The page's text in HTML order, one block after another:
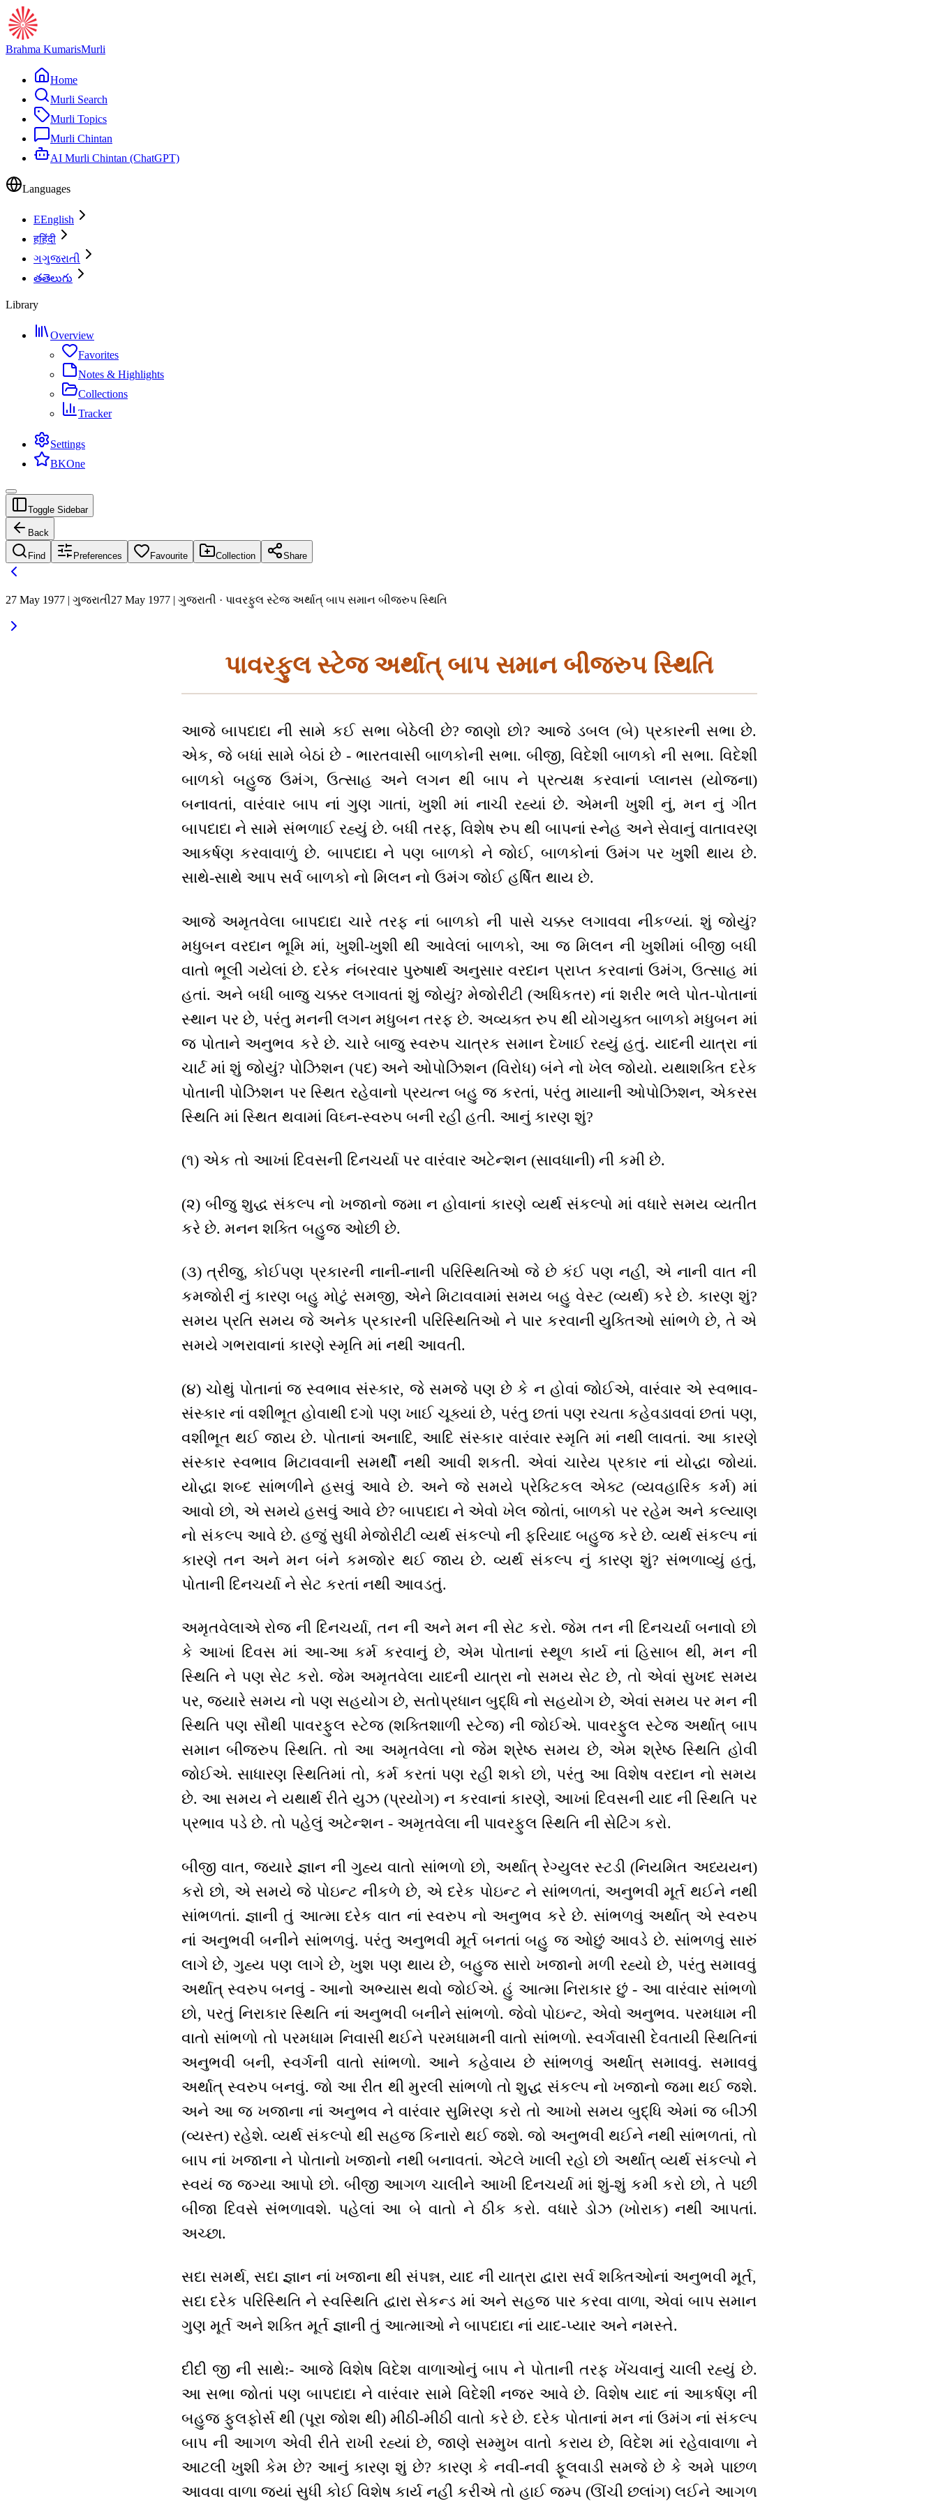
Brahma KumarisMurli
Home
Murli Search
Murli Topics
Murli Chintan
AI Murli Chintan (ChatGPT)
Languages
EEnglish
हहिंदी
ગગુજરાતી
తతెలుగు
Library
Overview
Favorites
Notes & Highlights
Collections
Tracker
Settings
BKOne
Toggle Sidebar
Back
Find Preferences Favourite Collection Share
27 May 1977 | ગુજરાતી27 May 1977 | ગુજરાતી · પાવરફુલ સ્ટેજ અર્થાત્ બાપ સમાન બીજરુપ સ્થિતિ
પાવરફુલ સ્ટેજ અર્થાત્ બાપ સમાન બીજરુપ સ્થિતિ
આજે બાપદાદા ની સામે કઈ સભા બેઠેલી છે? જાણો છો? આજે ડબલ (બે) પ્રકારની સભા છે.
એક, જે બધાં સામે બેઠાં છે - ભારતવાસી બાળકોની સભા. બીજી, વિદેશી બાળકો ની સભા. વિદેશી
બાળકો બહુજ ઉમંગ, ઉત્સાહ અને લગન થી બાપ ને પ્રત્યક્ષ કરવાનાં પ્લાનસ (યોજના)
બનાવતાં, વારંવાર બાપ નાં ગુણ ગાતાં, ખુશી માં નાચી રહ્યાં છે. એમની ખુશી નું, મન નું ગીત
બાપદાદા ને સામે સંભળાઈ રહ્યું છે. બધી તરફ, વિશેષ રુપ થી બાપનાં સ્નેહ અને સેવાનું વાતાવરણ
આકર્ષણ કરવાવાળું છે. બાપદાદા ને પણ બાળકો ને જોઈ, બાળકોનાં ઉમંગ પર ખુશી થાય છે.
સાથે-સાથે આપ સર્વ બાળકો નો મિલન નો ઉમંગ જોઈ હર્ષિત થાય છે.
આજે અમૃતવેલા બાપદાદા ચારે તરફ નાં બાળકો ની પાસે ચક્કર લગાવવા નીકળ્યાં. શું જોયું?
મધુબન વરદાન ભૂમિ માં, ખુશી-ખુશી થી આવેલાં બાળકો, આ જ મિલન ની ખુશીમાં બીજી બધી
વાતો ભૂલી ગયેલાં છે. દરેક નંબરવાર પુરુષાર્થ અનુસાર વરદાન પ્રાપ્ત કરવાનાં ઉમંગ, ઉત્સાહ માં
હતાં. અને બધી બાજુ ચક્કર લગાવતાં શું જોયું? મેજોરીટી (અધિકતર) નાં શરીર ભલે પોત-પોતાનાં
સ્થાન પર છે, પરંતુ મનની લગન મધુબન તરફ છે. અવ્યક્ત રુપ થી યોગયુક્ત બાળકો મધુબન માં
જ પોતાને અનુભવ કરે છે. ચારે બાજુ સ્વરુપ ચાત્રક સમાન દેખાઈ રહ્યું હતું. યાદની યાત્રા નાં
ચાર્ટ માં શું જોયું? પોઝિશન (પદ) અને ઓપોઝિશન (વિરોધ) બંને નો ખેલ જોયો. યથાશક્તિ દરેક
પોતાની પોઝિશન પર સ્થિત રહેવાનો પ્રયત્ન બહુ જ કરતાં, પરંતુ માયાની ઓપોઝિશન, એકરસ
સ્થિતિ માં સ્થિત થવામાં વિઘ્ન-સ્વરુપ બની રહી હતી. આનું કારણ શું?
(૧) એક તો આખાં દિવસની દિનચર્યા પર વારંવાર અટેન્શન (સાવધાની) ની કમી છે.
(૨) બીજુ શુદ્ધ સંકલ્પ નો ખજાનો જમા ન હોવાનાં કારણે વ્યર્થ સંકલ્પો માં વધારે સમય વ્યતીત
કરે છે. મનન શક્તિ બહુજ ઓછી છે.
(૩) ત્રીજુ, કોઈપણ પ્રકારની નાની-નાની પરિસ્થિતિઓ જે છે કંઈ પણ નહીં, એ નાની વાત ની
કમજોરી નું કારણ બહુ મોટું સમજી, એને મિટાવવામાં સમય બહુ વેસ્ટ (વ્યર્થ) કરે છે. કારણ શું?
સમય પ્રતિ સમય જે અનેક પ્રકારની પરિસ્થિતિઓ ને પાર કરવાની યુક્તિઓ સાંભળે છે, તે એ
સમયે ગભરાવાનાં કારણે સ્મૃતિ માં નથી આવતી.
(૪) ચોથું પોતાનાં જ સ્વભાવ સંસ્કાર, જે સમજે પણ છે કે ન હોવાં જોઈએ, વારંવાર એ સ્વભાવ-
સંસ્કાર નાં વશીભૂત હોવાથી દગો પણ ખાઈ ચૂક્યાં છે, પરંતુ છતાં પણ રચતા કહેવડાવવાં છતાં પણ,
વશીભૂત થઈ જાય છે. પોતાનાં અનાદિ, આદિ સંસ્કાર વારંવાર સ્મૃતિ માં નથી લાવતાં. આ કારણે
સંસ્કાર સ્વભાવ મિટાવવાની સમર્થી નથી આવી શકતી. એવાં ચારેય પ્રકાર નાં યોદ્ધા જોયાં.
યોદ્ધા શબ્દ સાંભળીને હસવું આવે છે. અને જે સમયે પ્રેક્ટિકલ એક્ટ (વ્યવહારિક કર્મ) માં
આવો છો, એ સમયે હસવું આવે છે? બાપદાદા ને એવો ખેલ જોતાં, બાળકો પર રહેમ અને કલ્યાણ
નો સંકલ્પ આવે છે. હજું સુધી મેજોરીટી વ્યર્થ સંકલ્પો ની ફરિયાદ બહુજ કરે છે. વ્યર્થ સંકલ્પ નાં
કારણે તન અને મન બંને કમજોર થઈ જાય છે. વ્યર્થ સંકલ્પ નું કારણ શું? સંભળાવ્યું હતું,
પોતાની દિનચર્યા ને સેટ કરતાં નથી આવડતું.
અમૃતવેલાએ રોજ ની દિનચર્યા, તન ની અને મન ની સેટ કરો. જેમ તન ની દિનચર્યા બનાવો છો
કે આખાં દિવસ માં આ-આ કર્મ કરવાનું છે, એમ પોતાનાં સ્થૂળ કાર્ય નાં હિસાબ થી, મન ની
સ્થિતિ ને પણ સેટ કરો. જેમ અમૃતવેલા યાદની યાત્રા નો સમય સેટ છે, તો એવાં સુખદ સમય
પર, જ્યારે સમય નો પણ સહયોગ છે, સતોપ્રધાન બુદ્ધિ નો સહયોગ છે, એવાં સમય પર મન ની
સ્થિતિ પણ સૌથી પાવરફુલ સ્ટેજ (શક્તિશાળી સ્ટેજ) ની જોઈએ. પાવરફુલ સ્ટેજ અર્થાત્ બાપ
સમાન બીજરુપ સ્થિતિ. તો આ અમૃતવેલા નો જેમ શ્રેષ્ઠ સમય છે, એમ શ્રેષ્ઠ સ્થિતિ હોવી
જોઈએ. સાધારણ સ્થિતિમાં તો, કર્મ કરતાં પણ રહી શકો છો, પરંતુ આ વિશેષ વરદાન નો સમય
છે. આ સમય ને યથાર્થ રીતે યુઝ (પ્રયોગ) ન કરવાનાં કારણે, આખાં દિવસની યાદ ની સ્થિતિ પર
પ્રભાવ પડે છે. તો પહેલું અટેન્શન - અમૃતવેલા ની પાવરફુલ સ્થિતિ ની સેટિંગ કરો.
બીજી વાત, જ્યારે જ્ઞાન ની ગુહ્ય વાતો સાંભળો છો, અર્થાત્ રેગ્યુલર સ્ટડી (નિયમિત અધ્યયન)
કરો છો, એ સમયે જે પોઇન્ટ નીકળે છે, એ દરેક પોઇન્ટ ને સાંભળતાં, અનુભવી મૂર્ત થઈને નથી
સાંભળતાં. જ્ઞાની તું આત્મા દરેક વાત નાં સ્વરુપ નો અનુભવ કરે છે. સાંભળવું અર્થાત્ એ સ્વરુપ
નાં અનુભવી બનીને સાંભળવું. પરંતુ અનુભવી મૂર્ત બનતાં બહુ જ ઓછું આવડે છે. સાંભળવું સારું
લાગે છે, ગુહ્ય પણ લાગે છે, ખુશ પણ થાય છે, બહુજ સારો ખજાનો મળી રહ્યો છે, પરંતુ સમાવવું
અર્થાત્ સ્વરુપ બનવું - આનો અભ્યાસ થવો જોઈએ. હું આત્મા નિરાકાર છું - આ વારંવાર સાંભળો
છો, પરતું નિરાકાર સ્થિતિ નાં અનુભવી બનીને સાંભળો. જેવો પોઇન્ટ, એવો અનુભવ. પરમધામ ની
વાતો સાંભળો તો પરમધામ નિવાસી થઈને પરમધામની વાતો સાંભળો. સ્વર્ગવાસી દેવતાયી સ્થિતિનાં
અનુભવી બની, સ્વર્ગની વાતો સાંભળો. આને કહેવાય છે સાંભળવું અર્થાત્ સમાવવું. સમાવવું
અર્થાત્ સ્વરુપ બનવું. જો આ રીત થી મુરલી સાંભળો તો શુદ્ધ સંકલ્પ નો ખજાનો જમા થઈ જશે.
અને આ જ ખજાના નાં અનુભવ ને વારંવાર સુમિરણ કરો તો આખો સમય બુદ્ધિ એમાં જ બીઝી
(વ્યસ્ત) રહેશે. વ્યર્થ સંકલ્પો થી સહજ કિનારો થઈ જશે. જો અનુભવી થઈને નથી સાંભળતાં, તો
બાપ નાં ખજાના ને પોતાનો ખજાનો નથી બનાવતાં. એટલે ખાલી રહો છો અર્થાત્ વ્યર્થ સંકલ્પો ને
સ્વયં જ જગ્યા આપો છો. બીજી આગળ ચાલીને આખી દિનચર્યા માં શું-શું કમી કરો છો, તે પછી
બીજા દિવસે સંભળાવશે. પહેલાં આ બે વાતો ને ઠીક કરો. વધારે ડોઝ (ખોરાક) નથી આપતાં.
અચ્છા.
સદા સમર્થ, સદા જ્ઞાન નાં ખજાના થી સંપન્ન, યાદ ની યાત્રા દ્વારા સર્વ શક્તિઓનાં અનુભવી મૂર્ત,
સદા દરેક પરિસ્થિતિ ને સ્વસ્થિતિ દ્વારા સેકન્ડ માં અને સહજ પાર કરવા વાળા, એવાં બાપ સમાન
ગુણ મૂર્ત અને શક્તિ મૂર્ત જ્ઞાની તું આત્માઓ ને બાપદાદા નાં યાદ-પ્યાર અને નમસ્તે.
દીદી જી ની સાથે:- આજે વિશેષ વિદેશ વાળાઓનું બાપ ને પોતાની તરફ ખેંચવાનું ચાલી રહ્યું છે.
આ સભા જોતાં પણ બાપદાદા ને વારંવાર સામે વિદેશી નજર આવે છે. વિશેષ યાદ નાં આકર્ષણ ની
બહુજ ફુલફોર્સ થી (પૂરા જોશ થી) મીઠી-મીઠી વાતો કરે છે. દરેક પોતાનાં મન નાં ઉમંગ નાં સંકલ્પ
બાપ ની આગળ એવી રીતે રાખી રહ્યાં છે, જાણે સમ્મુખ વાતો કરાય છે, વિદેશ માં રહેવાવાળા ને
આટલી ખુશી કેમ છે? આનું કારણ શું છે? કારણ કે નવી-નવી ફૂલવાડી સમજે છે કે અમે પાછળ
આવવા વાળા જ્યાં સુધી કોઈ વિશેષ કાર્ય નહીં કરીએ તો હાઈ જમ્પ (ઊંચી છલાંગ) લઈને આગળ